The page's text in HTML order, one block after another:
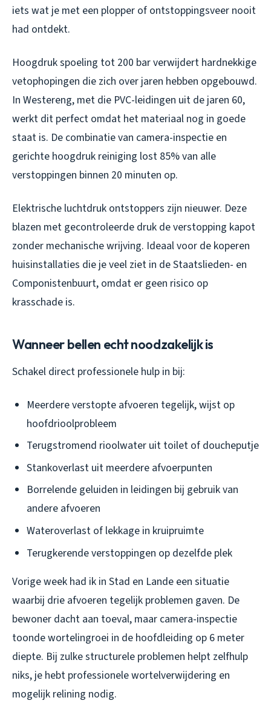
iets wat je met een plopper of ontstoppingsveer nooit
had ontdekt.
Hoogdruk spoeling tot 200 bar verwijdert hardnekkige
vetophopingen die zich over jaren hebben opgebouwd.
In Westereng, met die PVC-leidingen uit de jaren 60,
werkt dit perfect omdat het materiaal nog in goede
staat is. De combinatie van camera-inspectie en
gerichte hoogdruk reiniging lost 85% van alle
verstoppingen binnen 20 minuten op.
Elektrische luchtdruk ontstoppers zijn nieuwer. Deze
blazen met gecontroleerde druk de verstopping kapot
zonder mechanische wrijving. Ideaal voor de koperen
huisinstallaties die je veel ziet in de Staatslieden- en
Componistenbuurt, omdat er geen risico op
krasschade is.
Wanneer bellen echt noodzakelijk is
Schakel direct professionele hulp in bij:
Meerdere verstopte afvoeren tegelijk, wijst op
hoofdrioolprobleem
Terugstromend rioolwater uit toilet of doucheputje
Stankoverlast uit meerdere afvoerpunten
Borrelende geluiden in leidingen bij gebruik van
andere afvoeren
Wateroverlast of lekkage in kruipruimte
Terugkerende verstoppingen op dezelfde plek
Vorige week had ik in Stad en Lande een situatie
waarbij drie afvoeren tegelijk problemen gaven. De
bewoner dacht aan toeval, maar camera-inspectie
toonde wortelingroei in de hoofdleiding op 6 meter
diepte. Bij zulke structurele problemen helpt zelfhulp
niks, je hebt professionele wortelverwijdering en
mogelijk relining nodig.